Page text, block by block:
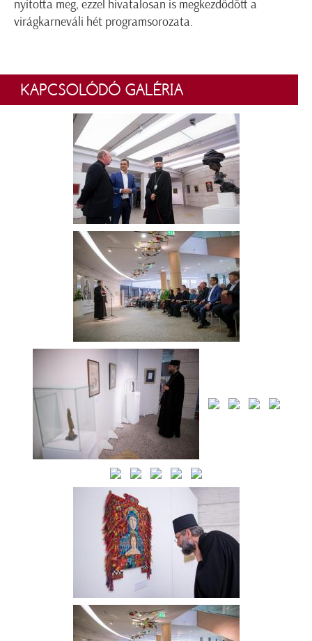
nyitotta meg, ezzel hivatalosan is megkezdődött a
virágkarneváli hét programsorozata.
KAPCSOLÓDÓ GALÉRIA